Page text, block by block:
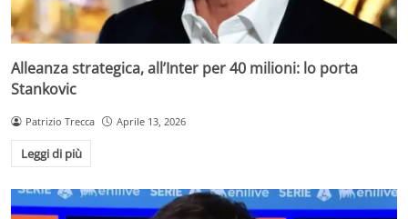
Alleanza strategica, all’Inter per 40 milioni: lo porta
Stankovic
Patrizio Trecca Aprile 13, 2026
Leggi di più